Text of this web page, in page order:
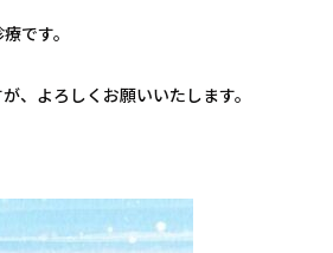
療です。
、よろしくお願いいたします。